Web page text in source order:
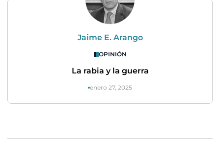
Jaime E. Arango
OPINIÓN
La rabia y la guerra
enero 27, 2025